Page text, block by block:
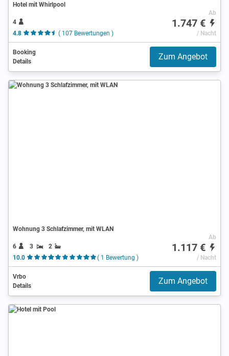
Hotel mit Whirlpool
4
4.8
( 107 Bewertungen )
Ab
1.747 €
/ Nacht
Booking
Details
Zum Angebot
Wohnung 3 Schlafzimmer, mit WLAN
6 3
2
10.0
( 1 Bewertung )
Ab
1.117 €
/ Nacht
Vrbo
Details
Zum Angebot